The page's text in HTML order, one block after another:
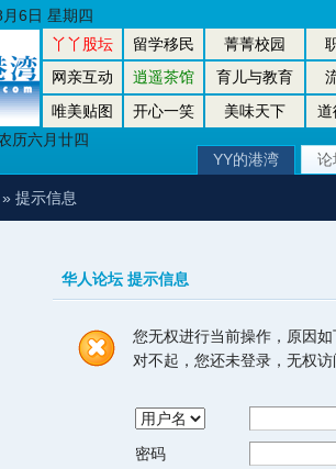
丫丫股坛 留学移民 菁菁校园
网亲互动
逍遥茶馆 育儿与教育
唯美贴图
开心一笑 美味天下
道
历六月廿四
6日 星期四
YY的港湾 论
提示信息
华人论坛 提示信息
您无权进行当前操作，原因如
对不起，您还未登录，无权
密码